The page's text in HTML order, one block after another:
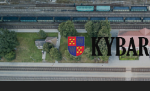
Skip
to
content